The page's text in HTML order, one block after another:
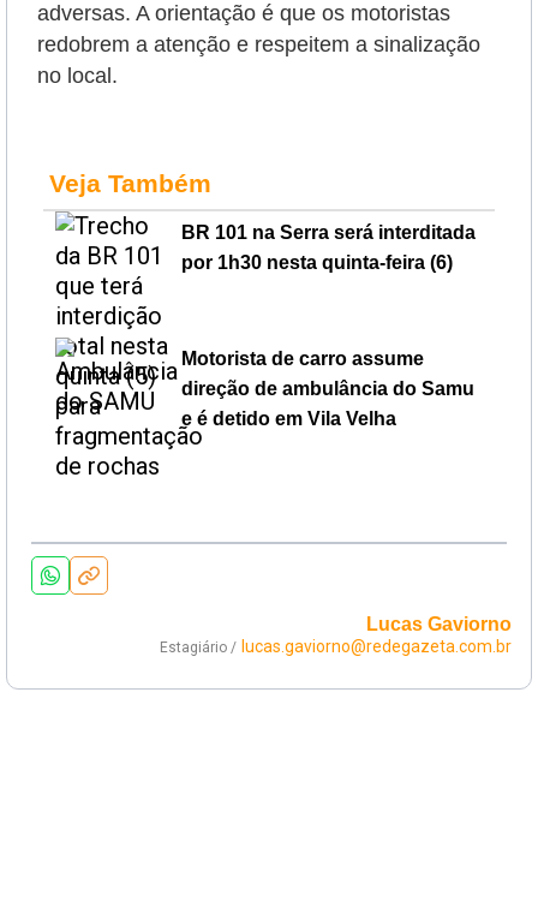
adversas. A orientação é que os motoristas
redobrem a atenção e respeitem a sinalização
no local.
Veja Também
BR 101 na Serra será interditada
por 1h30 nesta quinta-feira (6)
Motorista de carro assume
direção de ambulância do Samu
e é detido em Vila Velha
Lucas Gaviorno
Estagiário / lucas.gaviorno@redegazeta.com.br